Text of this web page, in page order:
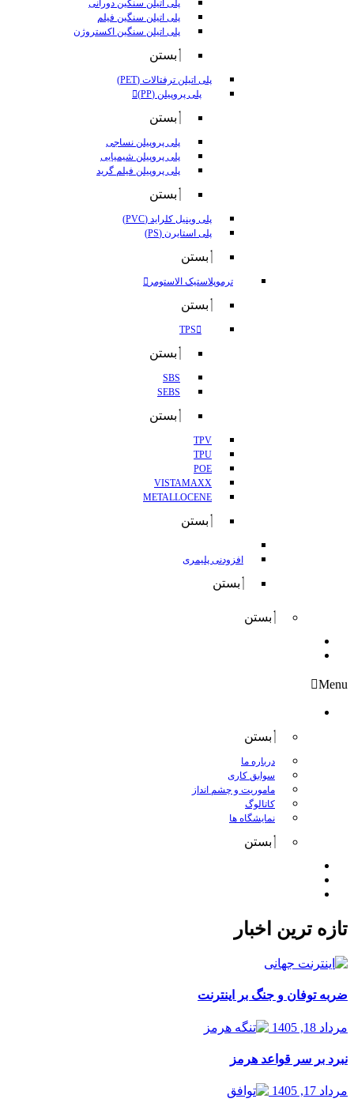
پلی اتیلن سنگین دورانی
پلی اتیلن سنگین فیلم
پلی اتیلن سنگین اکستروژن
بستن
پلی اتیلن ترفتالات (PET)
پلی پروپیلن (PP)
بستن
پلی پروپیلن نساجی
پلی پروپیلن شیمیایی
پلی پروپیلن فیلم گرید
بستن
پلی وینیل کلراید (PVC)
پلی استایرن (PS)
بستن
ترموپلاستیک الاستومر
بستن
TPS
بستن
SBS
SEBS
بستن
TPV
TPU
POE
VISTAMAXX
METALLOCENE
بستن
افزودنی پلیمری
بستن
بستن
Menu
بستن
درباره ما
سوابق کاری
ماموریت و چشم انداز
کاتالوگ
نمایشگاه ها
بستن
تازه ترین اخبار
ضربه توفان و جنگ بر اینترنت
مرداد 18, 1405
نبرد بر سر قواعد هرمز
مرداد 17, 1405